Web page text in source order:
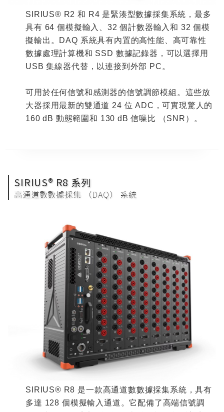
SIRIUS® R2和 R4 是緊湊型數據採集系統，最多
具有 64個模擬輸入、 32個計數器輸入和 32個模
擬輸出。 DAQ 系統具有內置的高性能、高可靠性
數據處理計算機和 SSD 數據記錄器，可以選擇用
USB集線器代替，以連接到外部 PC 。
可用於任何信號和感測器的信號調節模組。這些放
大器採用最新的雙通道 24 位 ADC ，可實現驚人的
160 dB 動態範圍和 130 dB信噪比 （SNR ）。
SIRIUS® R8 系列
高通道數數據採集 （DAQ） 系統
SIRIUS® R8 是一款高通道數數據採集系統，具有
多達 128 個模擬輸入通道。它配備了高端信號調